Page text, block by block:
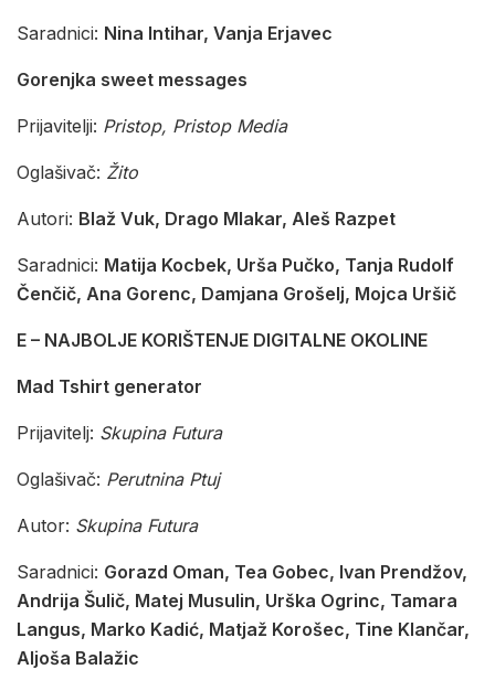
Saradnici: Nina Intihar, Vanja Erjavec
Gorenjka sweet messages
Prijavitelji: Pristop, Pristop Media
Oglašivač: Žito
Autori: Blaž Vuk, Drago Mlakar, Aleš Razpet
Saradnici: Matija Kocbek, Urša Pučko, Tanja Rudolf
Čenčič, Ana Gorenc, Damjana Grošelj, Mojca Uršič
E – NAJBOLJE KORIŠTENJE DIGITALNE OKOLINE
Mad Tshirt generator
Prijavitelj: Skupina Futura
Oglašivač: Perutnina Ptuj
Autor: Skupina Futura
Saradnici: Gorazd Oman, Tea Gobec, Ivan Prendžov,
Andrija Šulič, Matej Musulin, Urška Ogrinc, Tamara
Langus, Marko Kadić, Matjaž Korošec, Tine Klančar,
Aljoša Balažic